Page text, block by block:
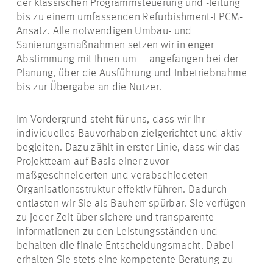
der klassischen Programmsteuerung und -leitung
bis zu einem umfassenden Refurbishment-EPCM-
Ansatz. Alle notwendigen Umbau- und
Sanierungsmaßnahmen setzen wir in enger
Abstimmung mit Ihnen um – angefangen bei der
Planung, über die Ausführung und Inbetriebnahme
bis zur Übergabe an die Nutzer.
Im Vordergrund steht für uns, dass wir Ihr
individuelles Bauvorhaben zielgerichtet und aktiv
begleiten. Dazu zählt in erster Linie, dass wir das
Projektteam auf Basis einer zuvor
maßgeschneiderten und verabschiedeten
Organisationsstruktur effektiv führen. Dadurch
entlasten wir Sie als Bauherr spürbar. Sie verfügen
zu jeder Zeit über sichere und transparente
Informationen zu den Leistungsständen und
behalten die finale Entscheidungsmacht. Dabei
erhalten Sie stets eine kompetente Beratung zu